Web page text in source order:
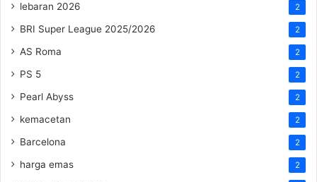
lebaran 2026 2
BRI Super League 2025/2026 2
AS Roma 2
PS 5 2
Pearl Abyss 2
kemacetan 2
Barcelona 2
harga emas 2